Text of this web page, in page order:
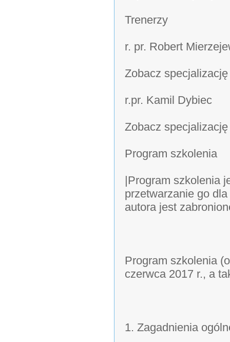
Trenerzy
r. pr. Robert
Zobacz
r.pr. Kamil Dybiec
Zobacz
Program szkolenia
|Program szkolenia
przetwarzanie go
autora jest
Program szkolenia
czerwca 2017 r., a
1. Zagadnienia